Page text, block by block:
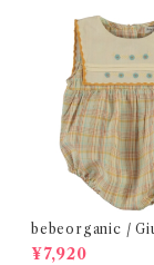
bebeorganic /
er Lagoon
¥7,920